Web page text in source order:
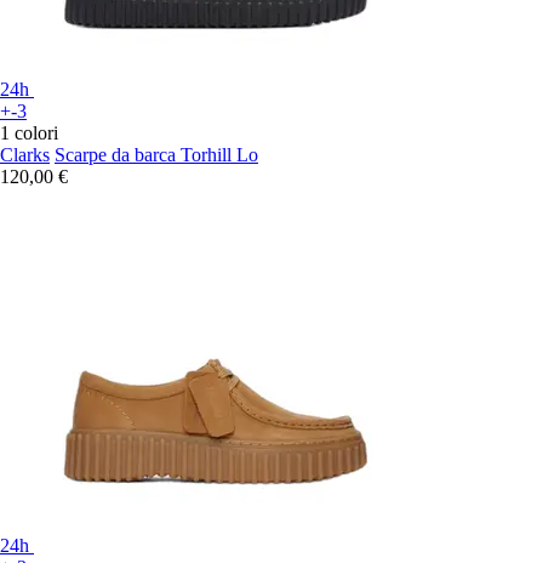
24h
+-3
1 colori
Clarks Scarpe da barca Torhill Lo
120,00 €
24h